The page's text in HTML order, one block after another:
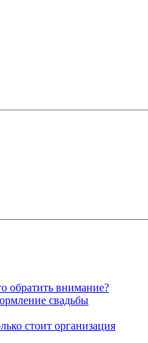
обратить внимание?
свадьбы
стоит организация